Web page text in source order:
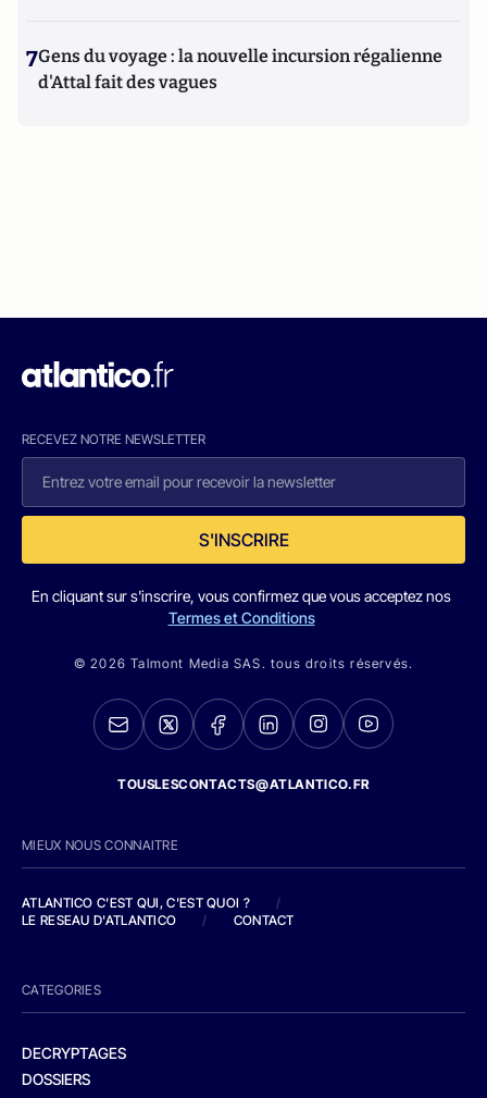
7Gens du voyage : la nouvelle incursion régalienne
d'Attal fait des vagues
RECEVEZ NOTRE NEWSLETTER
S'INSCRIRE
En cliquant sur s'inscrire, vous confirmez que vous acceptez nos
Termes et Conditions
© 2026 Talmont Media SAS. tous droits réservés.
TOUSLESCONTACTS@ATLANTICO.FR
MIEUX NOUS CONNAITRE
ATLANTICO C'EST QUI, C'EST QUOI ?
/
LE RESEAU D'ATLANTICO
/ CONTACT
CATEGORIES
DECRYPTAGES
DOSSIERS